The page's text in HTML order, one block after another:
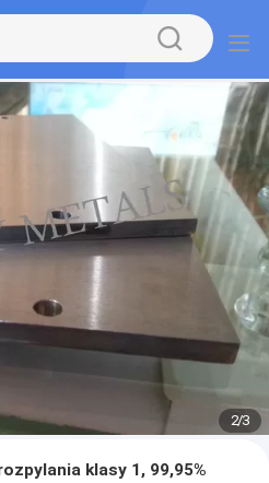
2/3
klasy 1, 99,95%